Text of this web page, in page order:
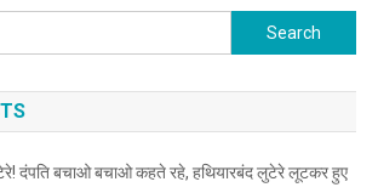
Search for:
दंपति बचाओ बचाओ कहते रहे, हथियारबंद लुटेरे लूटकर हुए